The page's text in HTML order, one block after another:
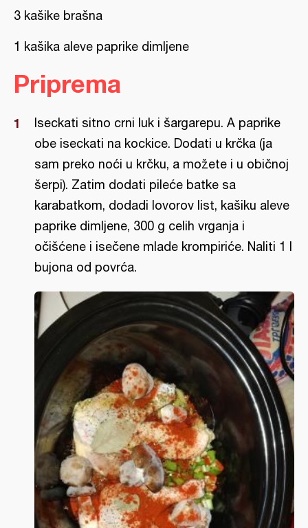
3 kašike brašna
1 kašika aleve paprike dimljene
Priprema
Iseckati sitno crni luk i šargarepu. A paprike
obe iseckati na kockice. Dodati u krčka (ja
sam preko noći u krčku, a možete i u običnoj
šerpi). Zatim dodati pileće batke sa
karabatkom, dodadi lovorov list, kašiku aleve
paprike dimljene, 300 g celih vrganja i
očišćene i isečene mlade krompiriće. Naliti 1 l
bujona od povrća.